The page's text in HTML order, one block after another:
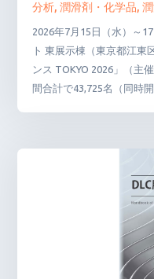
分析,潤滑剤・化学品,
2026年7月15日（水）～
ト 東展示棟（東京都江東
ンス TOKYO 2026」（主
間合計で43,725名（同時